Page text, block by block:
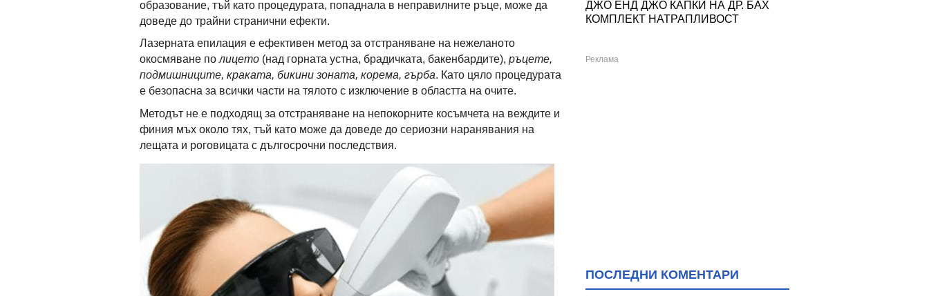
образование, тъй като процедурата, попаднала в неправилните ръце, може да
доведе до трайни странични ефекти.
Лазерната епилация е ефективен метод за отстраняване на нежеланото
окосмяване полицето (над горната устна, брадичката, бакенбардите), ръцете,
подмишниците, краката, бикини зоната, корема, гърба. Като цяло процедурата
е безопасна за всички части на тялото с изключение в областта на очите.
Методът не е подходящ за отстраняване на непокорните косъмчета на веждите и
финия мъх около тях, тъй като може да доведе до сериозни наранявания на
лещата и роговицата с дългосрочни последствия.
ДЖО ЕНД ДЖО КАПКИ НА ДР. БАХ
КОМПЛЕКТ НАТРАПЛИВОСТ
ПОСЛЕДНИ КОМЕНТАРИ